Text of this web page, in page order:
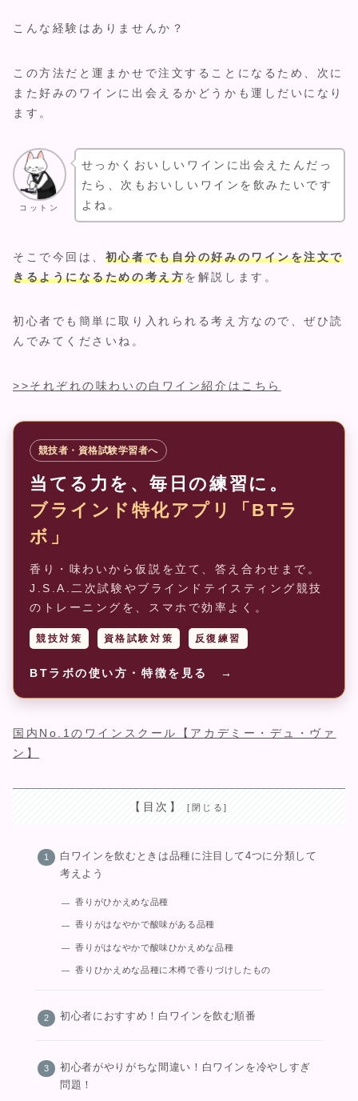
こんな経験はありませんか？
この方法だと運まかせで注文することになるため、次に
また好みのワインに出会えるかどうかも運しだいになり
ます。
コットン
せっかくおいしいワインに出会えたんだっ
たら、次もおいしいワインを飲みたいです
よね。
そこで今回は、 初心者でも自分の好みのワインを注文で
きるようになるための考え方を解説します。
初心者でも簡単に取り入れられる考え方なので、ぜひ読
んでみてくださいね。
>>それぞれの味わいの白ワイン紹介はこちら
競技者・資格試験学習者へ
当てる力を、毎日の練習に。
ブラインド特化アプリ「BTラ
ボ」
香り・味わいから仮説を立て、答え合わせまで。
J.S.A.二次試験やブラインドテイスティング競技
のトレーニングを、スマホで効率よく。
競技対策 資格試験対策 反復練習
BTラボの使い方・特徴を見る →
国内No.1のワインスクール【アカデミー・デュ・ヴァ
ン】
【目次】
白ワインを飲むときは品種に注目して4つに分類して
考えよう
香りがひかえめな品種
香りがはなやかで酸味がある品種
香りがはなやかで酸味ひかえめな品種
香りひかえめな品種に木樽で香りづけしたもの
初心者におすすめ！白ワインを飲む順番
初心者がやりがちな間違い！白ワインを冷やしすぎ
問題！